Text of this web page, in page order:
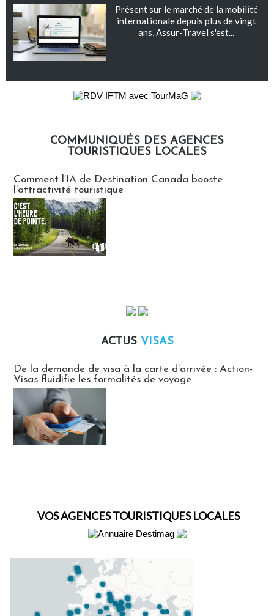
Présent sur le marché de la mobilité
internationale depuis plus de vingt
ans, Assur-Travel s'est...
COMMUNIQUÉS DES AGENCES
TOURISTIQUES LOCALES
Comment l’IA de Destination Canada booste
l’attractivité touristique
ACTUS VISAS
De la demande de visa à la carte d’arrivée : Action-
Visas fluidifie les formalités de voyage
VOS AGENCES TOURISTIQUES LOCALES